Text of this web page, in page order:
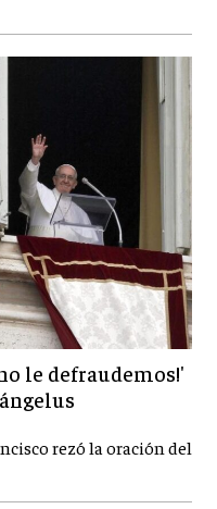
le defraudemos!'
rezó la oración del